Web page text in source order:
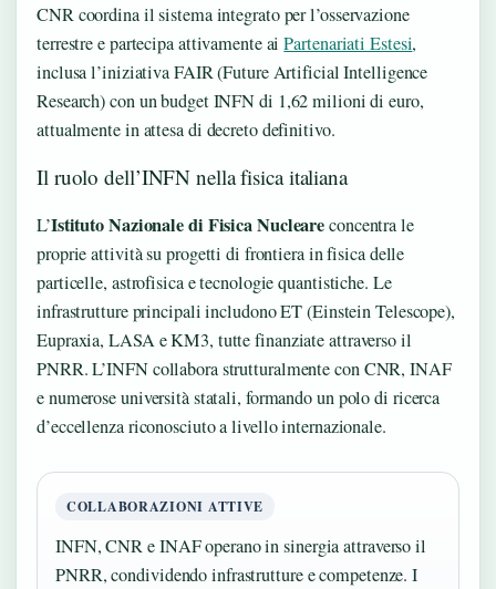
CNR coordina il sistema integrato per l’osservazione
terrestre e partecipa attivamente aiPartenariati Estesi,
inclusa l’iniziativa FAIR (Future Artificial Intelligence
Research) con un budget INFN di 1,62 milioni di euro,
attualmente in attesa di decreto definitivo.
Il ruolo dell’INFN nella fisica italiana
L’Istituto Nazionale di Fisica Nucleareconcentra le
proprie attività su progetti di frontiera in fisica delle
particelle, astrofisica e tecnologie quantistiche. Le
infrastrutture principali includono ET (Einstein Telescope),
Eupraxia, LASA e KM3, tutte finanziate attraverso il
PNRR. L’INFN collabora strutturalmente con CNR, INAF
e numerose università statali, formando un polo di ricerca
d’eccellenza riconosciuto a livello internazionale.
COLLABORAZIONI ATTIVE
INFN, CNR e INAF operano in sinergia attraverso il
PNRR, condividendo infrastrutture e competenze. I